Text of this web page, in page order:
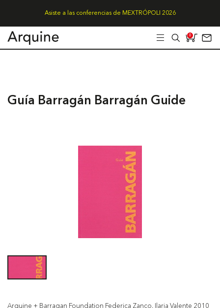
Asiste a las conferencias de MEXTRÓPOLI 2026
0
Guía Barragán Barragán Guide
Arquine + Barragan Foundation Federica Zanco, Ilaria Valente 2010